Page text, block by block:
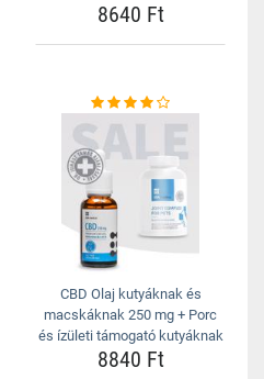
8640 Ft
CBD Olaj kutyáknak és
macskáknak 250 mg + Porc
és ízületi támogató kutyáknak
8840 Ft